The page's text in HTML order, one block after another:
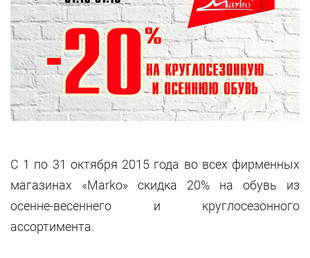
С 1 по 31 октября 2015 года во всех фирменных
магазинах «Marko» скидка 20% на обувь из
осенне-весеннего и круглосезонного
ассортимента.